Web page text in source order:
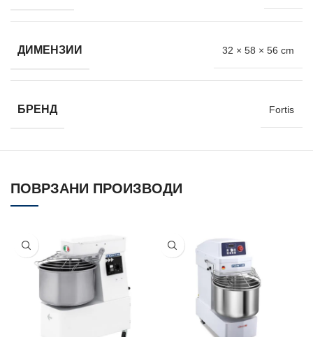
ДИМЕНЗИИ 32 × 58 × 56 cm
БРЕНД Fortis
ПОВРЗАНИ ПРОИЗВОДИ